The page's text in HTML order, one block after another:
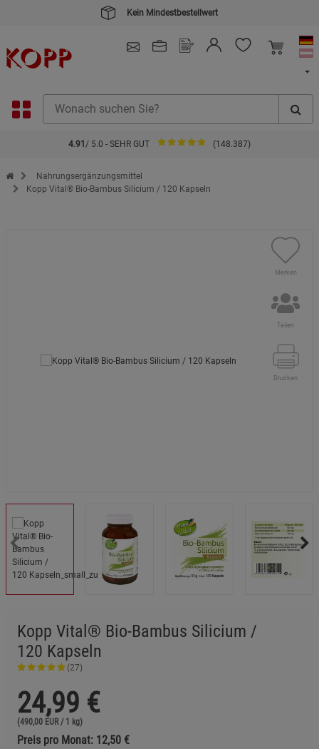
Kein Mindestbestellwert
4.91 / 5.0 - SEHR GUT (148.387)
Zur Startseite des Kopp Verlag Online-Shop
Nahrungsergänzungsmittel
Kopp Vital® Bio-Bambus Silicium / 120 Kapseln
Merken
Teilen
Drucken
Kopp Vital® Bio-Bambus Silicium /
120 Kapseln
(27)
24,99 €
(490,00 EUR / 1 kg)
Preis pro Monat: 12,50 €